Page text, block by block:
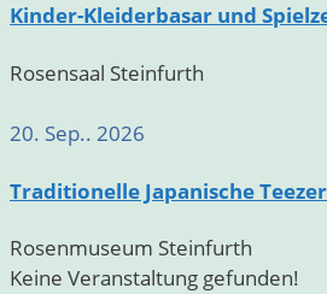
Kinder-Kleiderbasar und
Rosensaal Steinfurth
20. Sep.. 2026
Traditionelle Japanische
Rosenmuseum Steinfurth
Keine Veranstaltung gefunden!